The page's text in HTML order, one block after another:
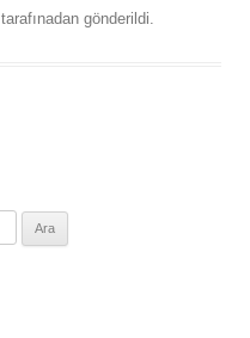
tarafınadan gönderildi.